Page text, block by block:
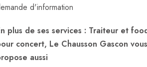
d'information
plus de ses services : Traiteur et
concert, Le Chausson Gascon vous
aussi